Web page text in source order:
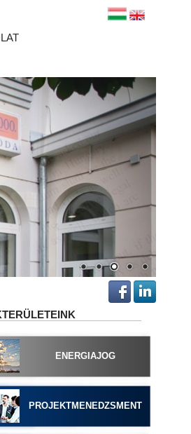
ENERGIAJOG
PROJEKTMENEDZSMENT